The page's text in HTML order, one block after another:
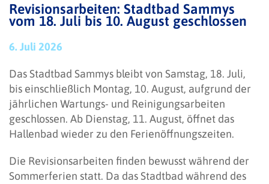
Revisionsarbeiten: Stadtbad Sammys
vom 18. Juli bis 10. August geschlossen
6. Juli 2026
Das Stadtbad Sammys bleibt von Samstag, 18. Juli,
bis einschließlich Montag, 10. August, aufgrund der
jährlichen Wartungs- und Reinigungsarbeiten
geschlossen. Ab Dienstag, 11. August, öffnet das
Hallenbad wieder zu den Ferienöffnungszeiten.
Die Revisionsarbeiten finden bewusst während der
Sommerferien statt. Da das Stadtbad während des